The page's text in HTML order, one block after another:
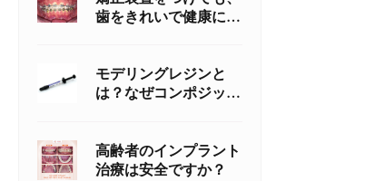
歯をきれいで健康に保
モデリングレジンと
は？なぜコンポジット
ているのか
高齢者のインプラント
治療は安全ですか？